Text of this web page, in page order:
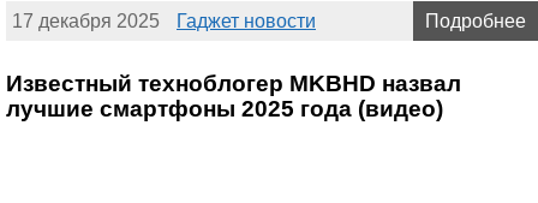
17 декабря 2025 Гаджет новости Подробнее
Известный техноблогер MKBHD назвал
лучшие смартфоны 2025 года (видео)